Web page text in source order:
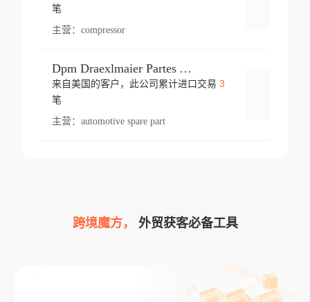
笔
主营： compressor
Dpm Draexlmaier Partes Automotrices Corr Ind Huejotzingo
来自美国的客户，此公司累计进口交易 3
笔
主营： automotive spare part
跨境魔方， 外贸获客必备工具